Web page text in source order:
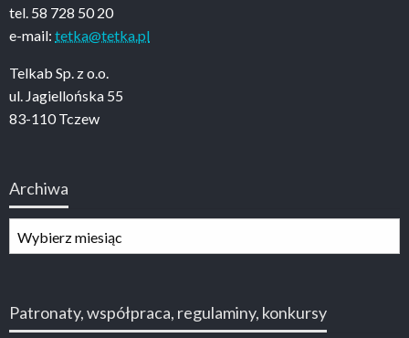
tel. 58 728 50 20
e-mail: tetka@tetka.pl
Telkab Sp. z o.o.
ul. Jagiellońska 55
83-110 Tczew
Archiwa
Patronaty, współpraca, regulaminy, konkursy